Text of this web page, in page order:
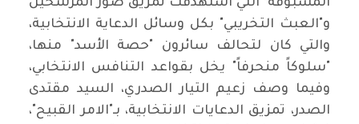
المسبوقة" التي استهدفت تمزيق صور المرشحين
و"العبث التخريبي" بكل وسائل الدعاية الانتخابية،
والتي كان لتحالف سائرون "حصة الأسد" منها،
"سلوكاً منحرفاً" يخل بقواعد التنافس الانتخابي،
وفيما وصف زعيم التيار الصدري، السيد مقتدى
الصدر، تمزيق الدعايات الانتخابية، بـ"الامر القبيح"،